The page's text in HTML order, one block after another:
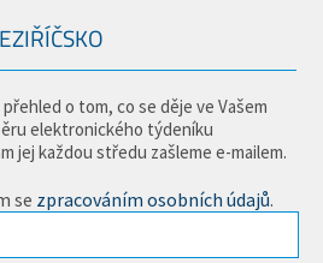
o tom, co se děje ve Vašem
elektronického týdeníku
jej každou středu zašleme e-mailem.
se zpracováním osobních údajů.